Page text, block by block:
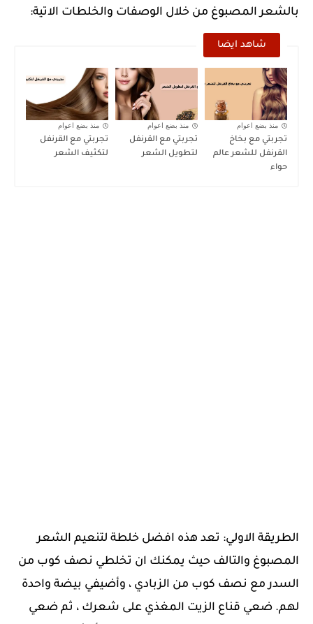
بالشعر المصبوغ من خلال الوصفات والخلطات الاتية:
شاهد ايضا
منذ بضع اعوام
تجربتي مع بخاخ
القرنفل للشعر عالم
حواء
منذ بضع اعوام
تجربتي مع القرنفل
لتطويل الشعر
منذ بضع اعوام
تجربتي مع القرنفل
لتكثيف الشعر
الطريقة الاولي: تعد هذه افضل خلطة لتنعيم الشعر
المصبوغ والتالف حيث يمكنك ان تخلطي نصف كوب من
السدر مع نصف كوب من الزبادي ، وأضيفي بيضة واحدة
لهم. ضعي قناع الزيت المغذي على شعرك ، ثم ضعي